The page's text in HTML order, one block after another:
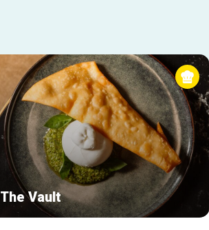
The Vault